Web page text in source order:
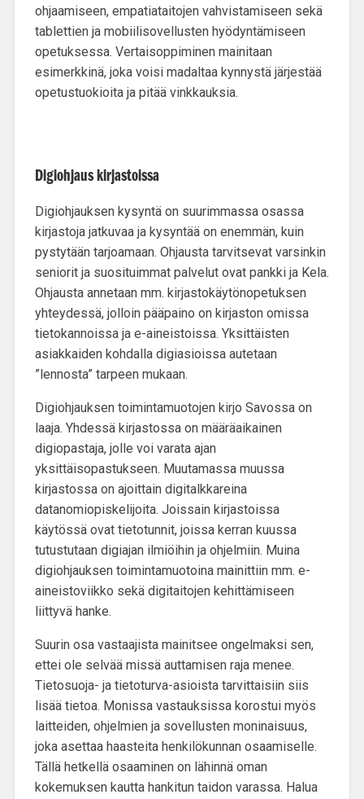
ohjaamiseen, empatiataitojen vahvistamiseen sekä
tablettien ja mobiilisovellusten hyödyntämiseen
opetuksessa. Vertaisoppiminen mainitaan
esimerkkinä, joka voisi madaltaa kynnystä järjestää
opetustuokioita ja pitää vinkkauksia.
Digiohjaus kirjastoissa
Digiohjauksen kysyntä on suurimmassa osassa
kirjastoja jatkuvaa ja kysyntää on enemmän, kuin
pystytään tarjoamaan. Ohjausta tarvitsevat varsinkin
seniorit ja suosituimmat palvelut ovat pankki ja Kela.
Ohjausta annetaan mm. kirjastokäytönopetuksen
yhteydessä, jolloin pääpaino on kirjaston omissa
tietokannoissa ja e-aineistoissa. Yksittäisten
asiakkaiden kohdalla digiasioissa autetaan
”lennosta” tarpeen mukaan.
Digiohjauksen toimintamuotojen kirjo Savossa on
laaja. Yhdessä kirjastossa on määräaikainen
digiopastaja, jolle voi varata ajan
yksittäisopastukseen. Muutamassa muussa
kirjastossa on ajoittain digitalkkareina
datanomiopiskelijoita. Joissain kirjastoissa
käytössä ovat tietotunnit, joissa kerran kuussa
tutustutaan digiajan ilmiöihin ja ohjelmiin. Muina
digiohjauksen toimintamuotoina mainittiin mm. e-
aineistoviikko sekä digitaitojen kehittämiseen
liittyvä hanke.
Suurin osa vastaajista mainitsee ongelmaksi sen,
ettei ole selväämissä auttamisen raja menee.
Tietosuoja- ja tietoturva-asioista tarvittaisiin siis
lisää tietoa. Monissa vastauksissa korostui myös
laitteiden, ohjelmien ja sovellusten moninaisuus,
joka asettaa haasteita henkilökunnan osaamiselle.
Tällä hetkellä osaaminen on lähinnä oman
kokemuksen kautta hankitun taidon varassa. Halua